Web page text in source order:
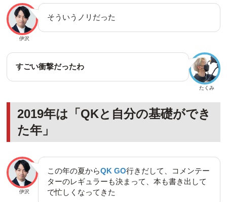
伊沢
そういうノリだった
たくみ
すごい衝撃だったわ
2019年は「QKと自分の基礎ができ
た年」
伊沢
この年の夏からQK GO行きだして、コメンテー
ターのレギュラーも決まって、本も書き出して
で忙しくなってきた